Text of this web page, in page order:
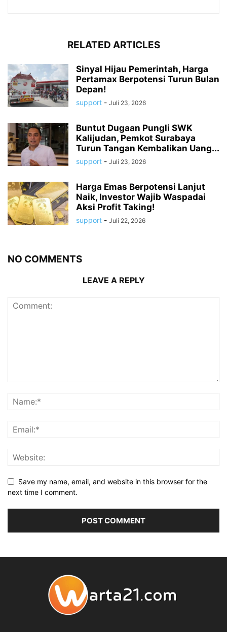
RELATED ARTICLES
Sinyal Hijau Pemerintah, Harga
Pertamax Berpotensi Turun Bulan
Depan!
support - Juli 23, 2026
Buntut Dugaan Pungli SWK
Kalijudan, Pemkot Surabaya
Turun Tangan Kembalikan Uang...
support - Juli 23, 2026
Harga Emas Berpotensi Lanjut
Naik, Investor Wajib Waspadai
Aksi Profit Taking!
support - Juli 22, 2026
NO COMMENTS
LEAVE A REPLY
Save my name, email, and website in this browser for the
next time I comment.